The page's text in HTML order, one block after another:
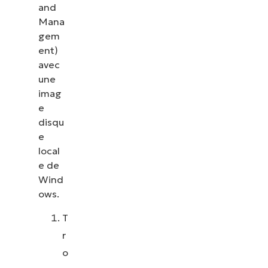
and
Mana
gem
ent)
avec
une
imag
e
disqu
e
local
e de
Wind
ows.
T
r
o
les correctifs, le MDM, la gestion des tickets et